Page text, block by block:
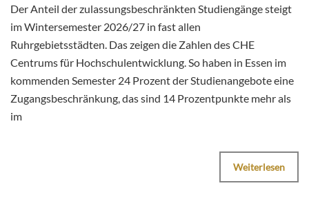
Der Anteil der zulassungsbeschränkten Studiengänge steigt
im Wintersemester 2026/27 in fast allen
Ruhrgebietsstädten. Das zeigen die Zahlen des CHE
Centrums für Hochschulentwicklung. So haben in Essen im
kommenden Semester 24 Prozent der Studienangebote eine
Zugangsbeschränkung, das sind 14 Prozentpunkte mehr als
im
Weiterlesen